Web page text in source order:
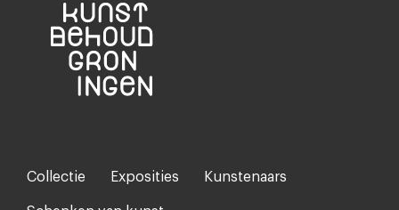
Footer-
menu
Collectie Exposities Kunstenaars